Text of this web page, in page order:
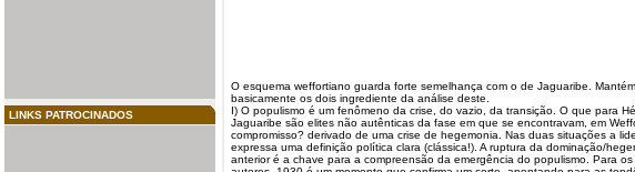
LINKS PATROCINADOS
O esquema weffortiano guarda forte semelhança com o de Jaguaribe. Mantém
basicamente os dois ingrediente da análise deste.
I) O populismo é um fenômeno da crise, do vazio, da transição. O que para
Jaguaribe são elites não autênticas da fase em que se encontravam, em
compromisso? derivado de uma crise de hegemonia. Nas duas situações a
expressa uma definição política clara (clássica!). A ruptura da dominação/
anterior é a chave para a compreensão da emergência do populismo. Para os